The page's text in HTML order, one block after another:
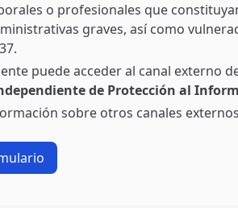
o profesionales que
graves, así como
puede acceder al canal externo
de Protección al
sobre otros canales